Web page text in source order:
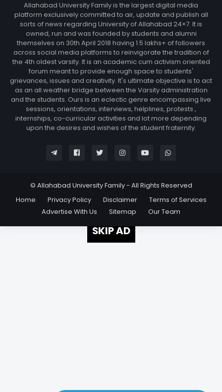
Allahabad University Family is the largest digital media
platform exclusively committed to air, update and publish all
sorts of news regarding University of Allahabad 24×7. It is
owned, run and was founded by students and alumni
themselves on 30th April 2018 having 1.5 lakhs+ of followers
across social media platforms to reinvigorate the tradition of
the 4th oldest varsity. It is an academic cum activism oriented
forum meant to provide enough space to students'
grievances, issues and creativity. It's ultimate objective is to act
as an all weather bridge between the Varsity administration
and the students. Ours is an eclectic genre encompassing live
sessions, orientations, interviews, helplines, protests ,
internships, co-curricular activities and lot more depending
upon the desires and wishes of the student fraternity.
© Allahabad University Family - All Rights Reserved
Home
Privacy Policy Disclaimer
Terms of Services
Advertise With Us
Sitemap Our Team
SKIP AD